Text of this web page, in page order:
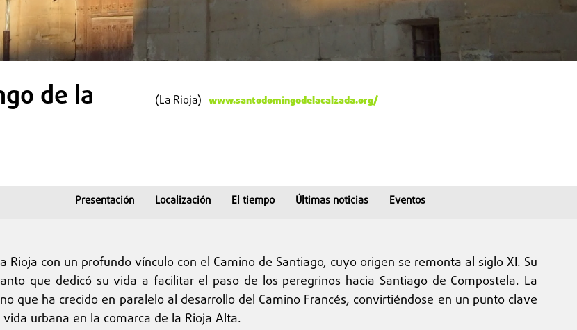
de la (La Rioja) www.santodomingodelacalzada.org/
Presentación Localización El tiempo Últimas noticias Eventos
Rioja con un profundo vínculo con el Camino de Santiago, cuyo origen se remonta al siglo XI. Su
que dedicó su vida a facilitar el paso de los peregrinos hacia Santiago de Compostela. La
que ha crecido en paralelo al desarrollo del Camino Francés, convirtiéndose en un punto clave
urbana en la comarca de la Rioja Alta.